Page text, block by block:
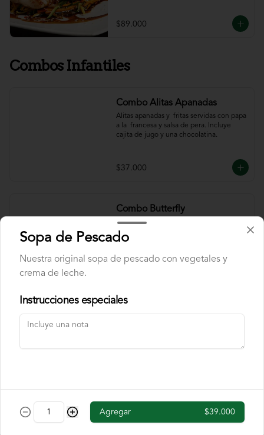
$89.000
Combos Infantiles
Combo Alitas Apanadas
Alitas apanadas y  fritas servidas con papa
a la  francesa y salsa de pera. Incluye
cajita de jugo y una chocolatina.
$37.000
Combo Butterfly
Pechuga a la brasa encostrada en cereal
de chocolate, acompañado de banano
flambe y papas chip. Incluye cajita de
Combo Fettuccine
y una chocolatina.
Combo Mini Hamburguesa
Sopa de Pescado
Nuestra original sopa de pescado con vegetales y
crema de leche.
Instrucciones especiales
Agregar $39.000